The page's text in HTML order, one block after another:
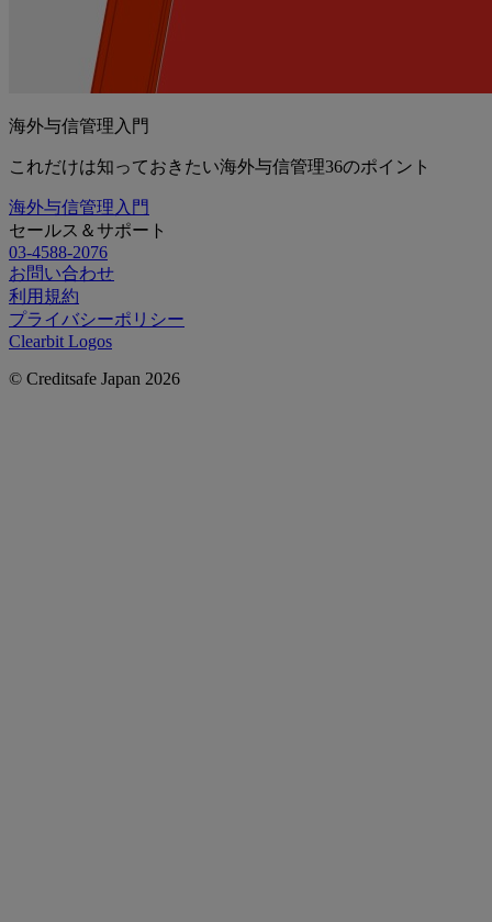
海外与信管理入門
これだけは知っておきたい海外与信管理36のポイント
海外与信管理入門
セールス＆サポート
03-4588-2076
お問い合わせ
利用規約
プライバシーポリシー
Clearbit Logos
© Creditsafe Japan 2026